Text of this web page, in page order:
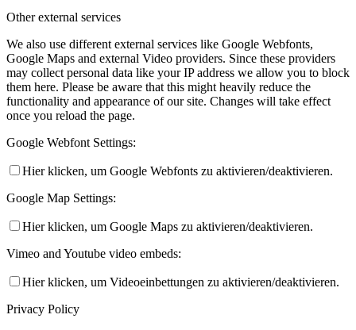
Other external services
We also use different external services like Google Webfonts,
Google Maps and external Video providers. Since these providers
may collect personal data like your IP address we allow you to block
them here. Please be aware that this might heavily reduce the
functionality and appearance of our site. Changes will take effect
once you reload the page.
Google Webfont Settings:
Hier klicken, um Google Webfonts zu aktivieren/deaktivieren.
Google Map Settings:
Hier klicken, um Google Maps zu aktivieren/deaktivieren.
Vimeo and Youtube video embeds:
Hier klicken, um Videoeinbettungen zu aktivieren/deaktivieren.
Privacy Policy